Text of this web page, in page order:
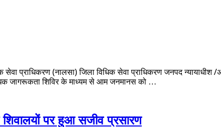
सेवा प्राधिकरण (नालसा) जिला विधिक सेवा प्राधिकरण जनपद
जागरूकता शिविर के माध्यम से आम जनमानस को …
शिवालयों पर हुआ सजीव प्रसारण